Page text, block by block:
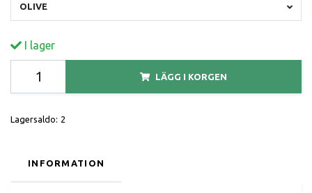
OLIVE
I lager
LÄGG I KORGEN
Lagersaldo: 2
INFORMATION